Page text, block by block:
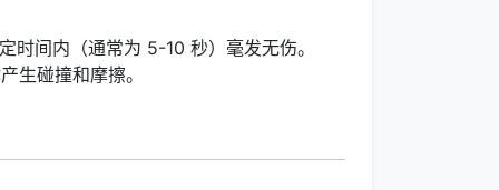
间内（通常为 5-10 秒）毫发无伤。
生碰撞和摩擦。